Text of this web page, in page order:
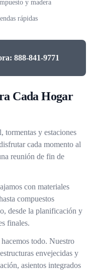
y madera
rápidas
888-841-9771
Cada Hogar
tormentas y estaciones
cada momento al
reunión de fin de
con materiales
compuestos
desde la planificación y
finales.
todo. Nuestro
envejecidas y
asientos integrados